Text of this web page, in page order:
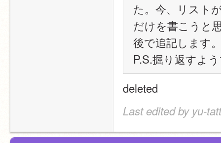
た。今、リスト
だけを書こうと
後で追記します
P.S.掘り返すよ
deleted
Last edited by yu-